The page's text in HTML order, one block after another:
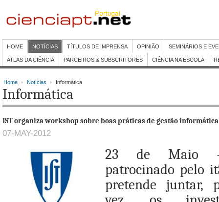
HOME NOTÍCIAS TÍTULOS DE IMPRENSA OPINIÃO SEMINÁRIOS E
ATLAS DA CIÊNCIA PARCEIROS & SUBSCRITORES CIÊNCIA NA ESCOLA
Home Notícias Informática
Informática
IST organiza workshop sobre boas práticas de gestão informática
07-MAY-2012
23 de Maio -
patrocinado pelo
pretende juntar,